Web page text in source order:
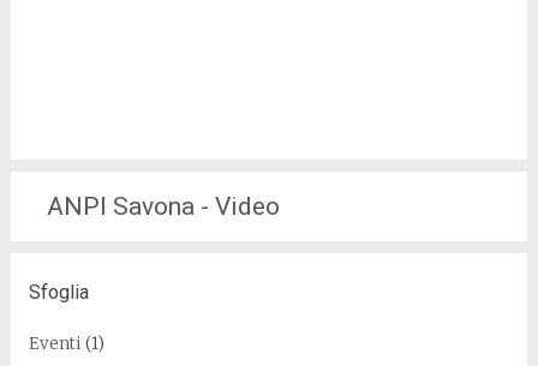
ANPI Savona - Video
Sfoglia
Eventi (1)